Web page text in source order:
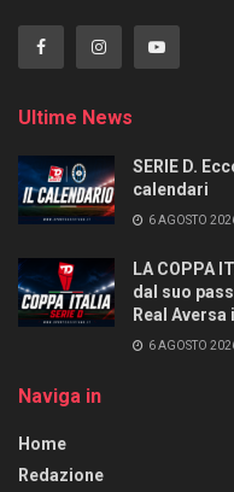
Ultime News
SERIE D.
calendari
6 AGOSTO
LA COPPA
dal suo
Real
6 AGOSTO
Naviga in
Home
Redazione